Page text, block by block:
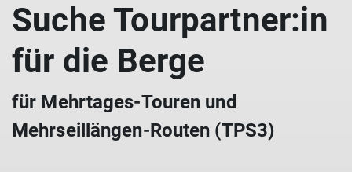
Suche Tourpartner:in
für die Berge
für Mehrtages-Touren und
Mehrseillängen-Routen (TPS3)